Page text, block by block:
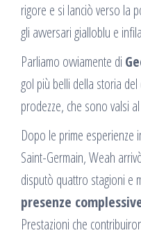
rigore e si lanciò verso la
gli avversari gialloblu e
Parliamo ovviamente di
gol più belli della storia
prodezze, che sono valsi
Dopo le prime esperienze
Saint-Germain, Weah
disputò quattro stagioni e
presenze
Prestazioni che